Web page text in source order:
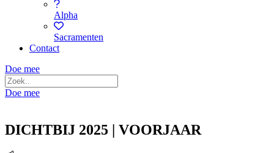
Alpha
Sacramenten
Contact
Doe mee
Doe mee
DICHTBIJ 2025 | VOORJAAR